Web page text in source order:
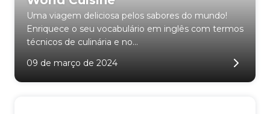
Uma viagem deliciosa pelos sabores do mundo!
Enriquece o seu vocabulário em inglês com termos
técnicos de culinária e no...
09 de março de 2024